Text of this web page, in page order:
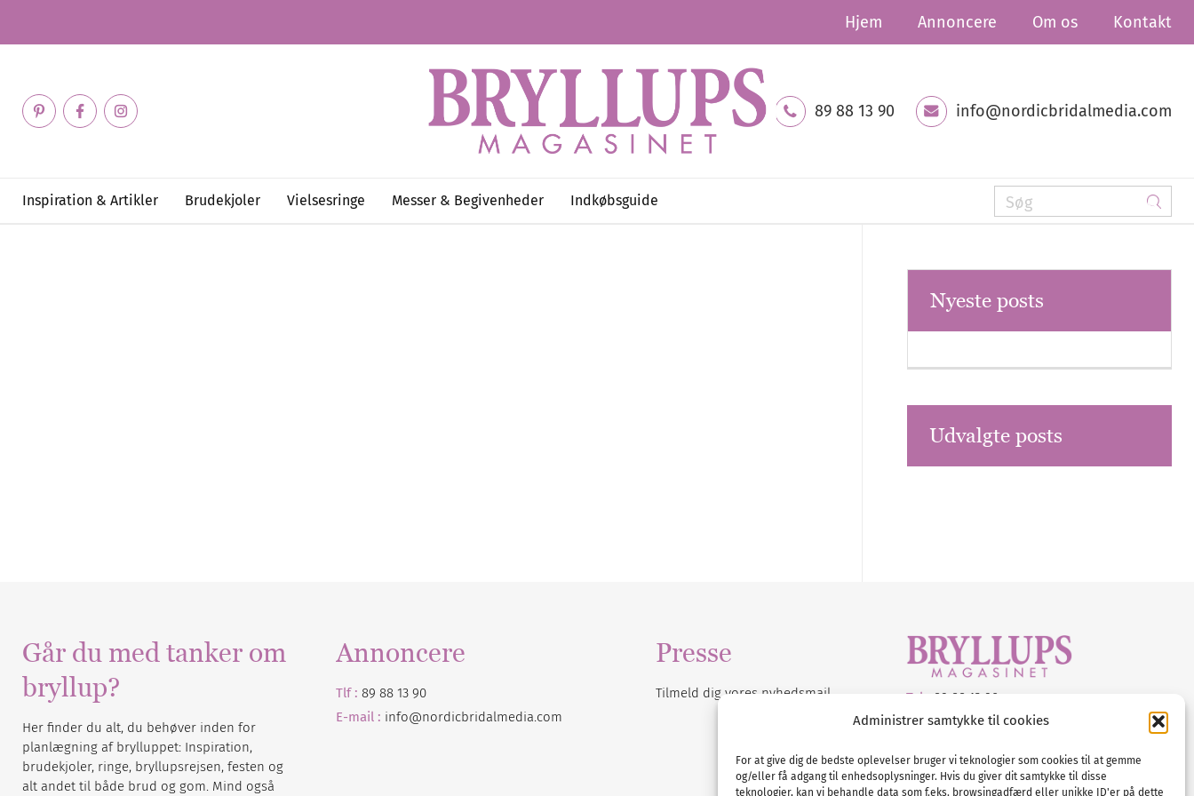
Administrer samtykke til cookies
For at give dig de bedste oplevelser bruger vi teknologier som cookies til at gemme
og/eller få adgang til enhedsoplysninger. Hvis du giver dit samtykke til disse
teknologier, kan vi behandle data som f.eks. browsingadfærd eller unikke ID'er på dette
Hjem Annoncere Om os Kontakt
89 88 13 90 info@nordicbridalmedia.com
Inspiration & Artikler Brudekjoler Vielsesringe Messer & Begivenheder Indkøbsguide
Nyeste posts
Udvalgte posts
Går du med tanker om
bryllup?
Her finder du alt, du behøver inden for
planlægning af brylluppet: Inspiration,
brudekjoler, ringe, bryllupsrejsen, festen og
alt andet til både brud og gom. Mind også
Annoncere
Tlf : 89 88 13 90
E-mail : info@nordicbridalmedia.com
Presse
Tilmeld dig vores nyhedsmail Tel :
89 88 13 90
E-post:info@nordicbridalmedia.com
© All rights reserved.
Org.nr: DK34787271